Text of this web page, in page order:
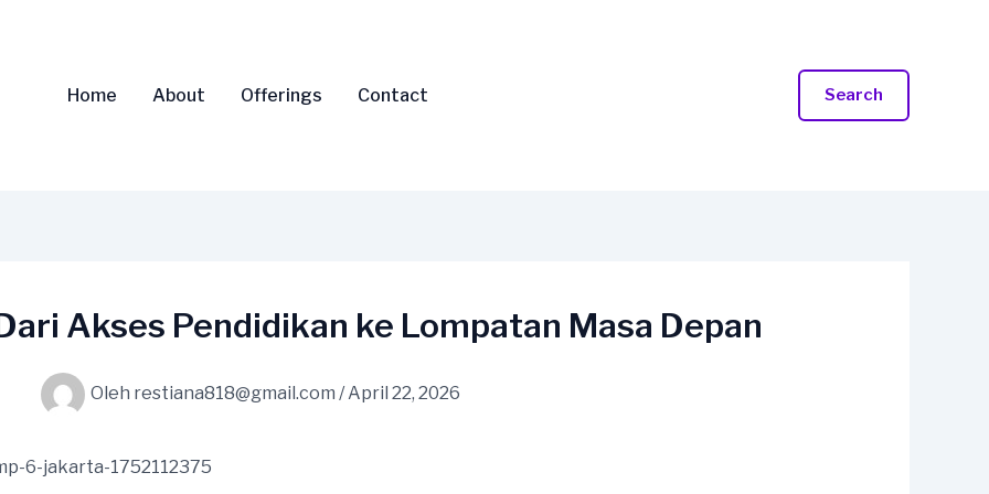
Home About Offerings Contact Search
Akses Pendidikan ke Lompatan Masa Depan
Oleh restiana818@gmail.com /April 22, 2026